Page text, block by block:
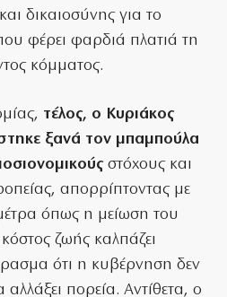
και δικαιοσύνης για το
φέρει φαρδιά πλατιά τη
κόμματος.
τέλος, ο Κυριάκος
ξανά τον μπαμπούλα
στόχους και
απορρίπτοντας με
όπως η μείωση του
ζωής καλπάζει
ότι η κυβέρνηση δεν
αλλάξει πορεία. Αντίθετα, ο